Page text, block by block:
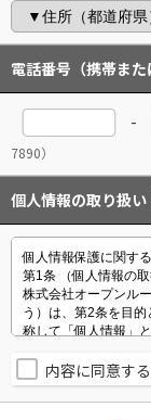
電話番号（携帯また
-
7890）
個人情報の取り扱い
内容に同意する